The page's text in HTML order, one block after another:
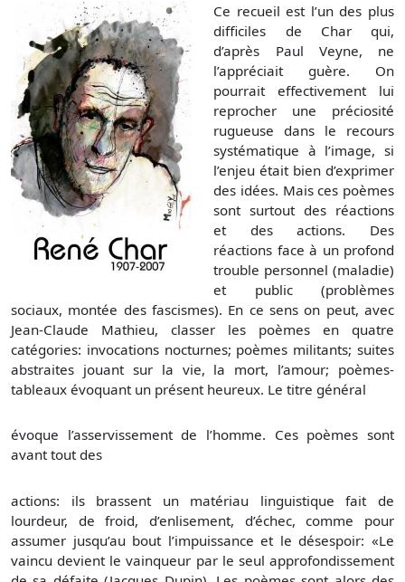
Ce recueil est l’un des plus
difficiles de Char qui,
d’après Paul Veyne, ne
l’appréciait guère. On
pourrait effectivement lui
reprocher une préciosité
rugueuse dans le recours
systématique à l’image, si
l’enjeu était bien d’exprimer
des idées. Mais ces poèmes
sont surtout des réactions
et des actions. Des
réactions face à un profond
trouble personnel (maladie)
et public (problèmes
sociaux, montée des fascismes). En ce sens on peut, avec
Jean-Claude Mathieu, classer les poèmes en quatre
catégories: invocations nocturnes; poèmes militants; suites
abstraites jouant sur la vie, la mort, l’amour; poèmes-
tableaux évoquant un présent heureux. Le titre général
évoque l’asservissement de l’homme. Ces poèmes sont
avant tout des
actions: ils brassent un matériau linguistique fait de
lourdeur, de froid, d’enlisement, d’échec, comme pour
assumer jusqu’au bout l’impuissance et le désespoir: «Le
vaincu devient le vainqueur par le seul approfondissement